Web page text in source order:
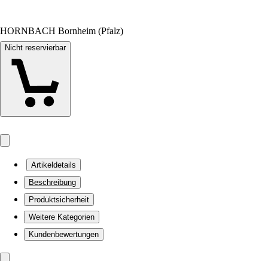
HORNBACH Bornheim (Pfalz)
Nicht reservierbar
Artikeldetails
Beschreibung
Produktsicherheit
Weitere Kategorien
Kundenbewertungen